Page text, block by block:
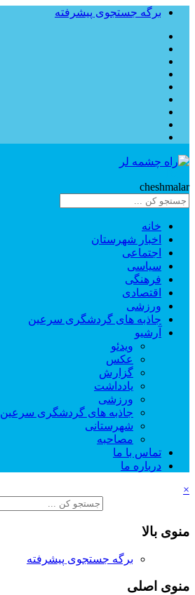
برگه جستجوی پیشرفته
cheshmalar
خانه
اخبار شهرستان
اجتماعی
سیاسی
فرهنگی
اقتصادی
ورزشی
جاذبه های گردشگری سرعین
آرشیو
ویدئو
عکس
گزارش
یادداشت
ورزشی
جاذبه های گردشگری سرعین
شهرستانی
مصاحبه
تماس با ما
درباره ما
×
منوی بالا
برگه جستجوی پیشرفته
منوی اصلی